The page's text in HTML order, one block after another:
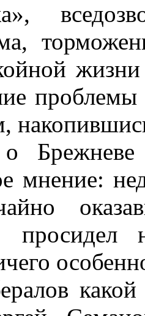
проблемы
Брежневе
мнение: